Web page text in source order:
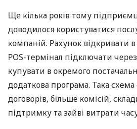
Ще кілька років тому
доводилося користуватися
компаній. Рахунок відкривати
POS-термінал підключати
купувати в окремого
додаткова програма. Така схема
договорів, більше комісій,
підтримку та зайві витрати